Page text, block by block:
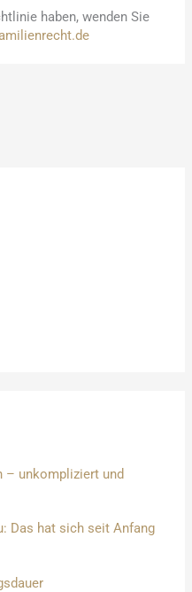
haben, wenden Sie
– unkompliziert und
Das hat sich seit Anfang